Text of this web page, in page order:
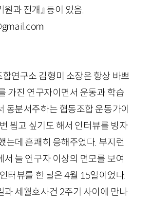
과 전개』 등이 있음.
연구소 김형미 소장은 항상 바쁘
가진 연구자이면서 운동과 학습
동분서주하는 협동조합 운동가이
뵙고 싶기도 해서 인터뷰를 빙자
는데 흔쾌히 응해주었다. 부지런
서 늘 연구자 이상의 면모를 보여
터뷰를 한 날은4월 15일이었다.
과 세월호사건 2주기 사이에 만나